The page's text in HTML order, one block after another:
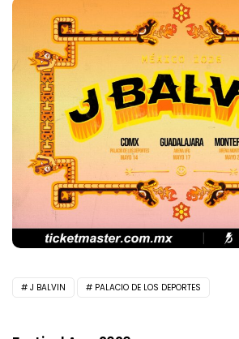
J BALVIN PALACIO DE LOS DEPORTES